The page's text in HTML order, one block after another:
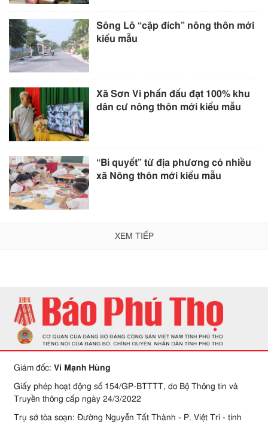
Sông Lô “cập đích” nông thôn mới
kiểu mẫu
Xã Sơn Vi phấn đấu đạt 100% khu
dân cư nông thôn mới kiểu mẫu
“Bí quyết” từ địa phương có nhiều
xã Nông thôn mới kiểu mẫu
XEM TIẾP
Giám đốc: Vi Mạnh Hùng
Giấy phép hoạt động số 154/GP-BTTTT, do Bộ Thông tin và
Truyền thông cấp ngày 24/3/2022
Trụ sở tòa soạn: Đường Nguyễn Tất Thành - P. Việt Trì - tỉnh